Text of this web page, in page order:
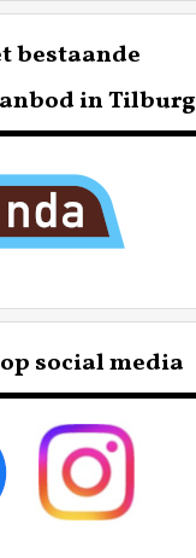
bestaande
in Tilburg
social media